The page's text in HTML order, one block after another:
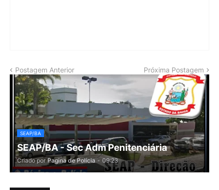
Postagem Anterior Próxima Postagem
SEAP/BA
SEAP/BA - Sec Adm Penitenciária
Criado por Pagina de Polícia - 09:23